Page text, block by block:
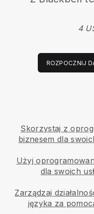
4
ROZPOCZNIJ
Skorzystaj z
biznesem dla
Użyj
dla swoich
Zarządzaj
języka za